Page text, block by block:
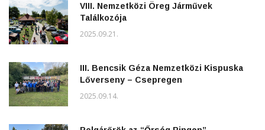
VIII. Nemzetközi Öreg Járművek
Találkozója
2025.09.21.
III. Bencsik Géza Nemzetközi Kispuska
Lőverseny – Csepregen
2025.09.14.